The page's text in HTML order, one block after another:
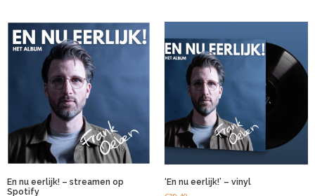
En nu eerlijk! – streamen op
Spotify
‘En nu eerlijk!’ – vinyl